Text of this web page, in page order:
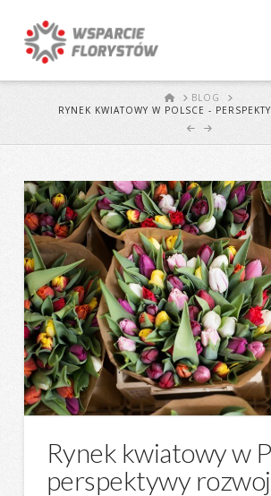
STARTBLOG
RYNEK KWIATOWY W POLSCE -
Rynek kwiatowy w
perspektywy